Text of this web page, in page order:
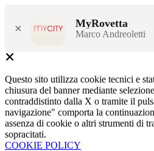
× MyRovetta
Marco Andreoletti
Questo sito utilizza cookie tecnici e
chiusura del banner mediante
contraddistinto dalla X o tramite il
navigazione" comporta la
assenza di cookie o altri strumenti di
sopracitati.
COOKIE POLICY